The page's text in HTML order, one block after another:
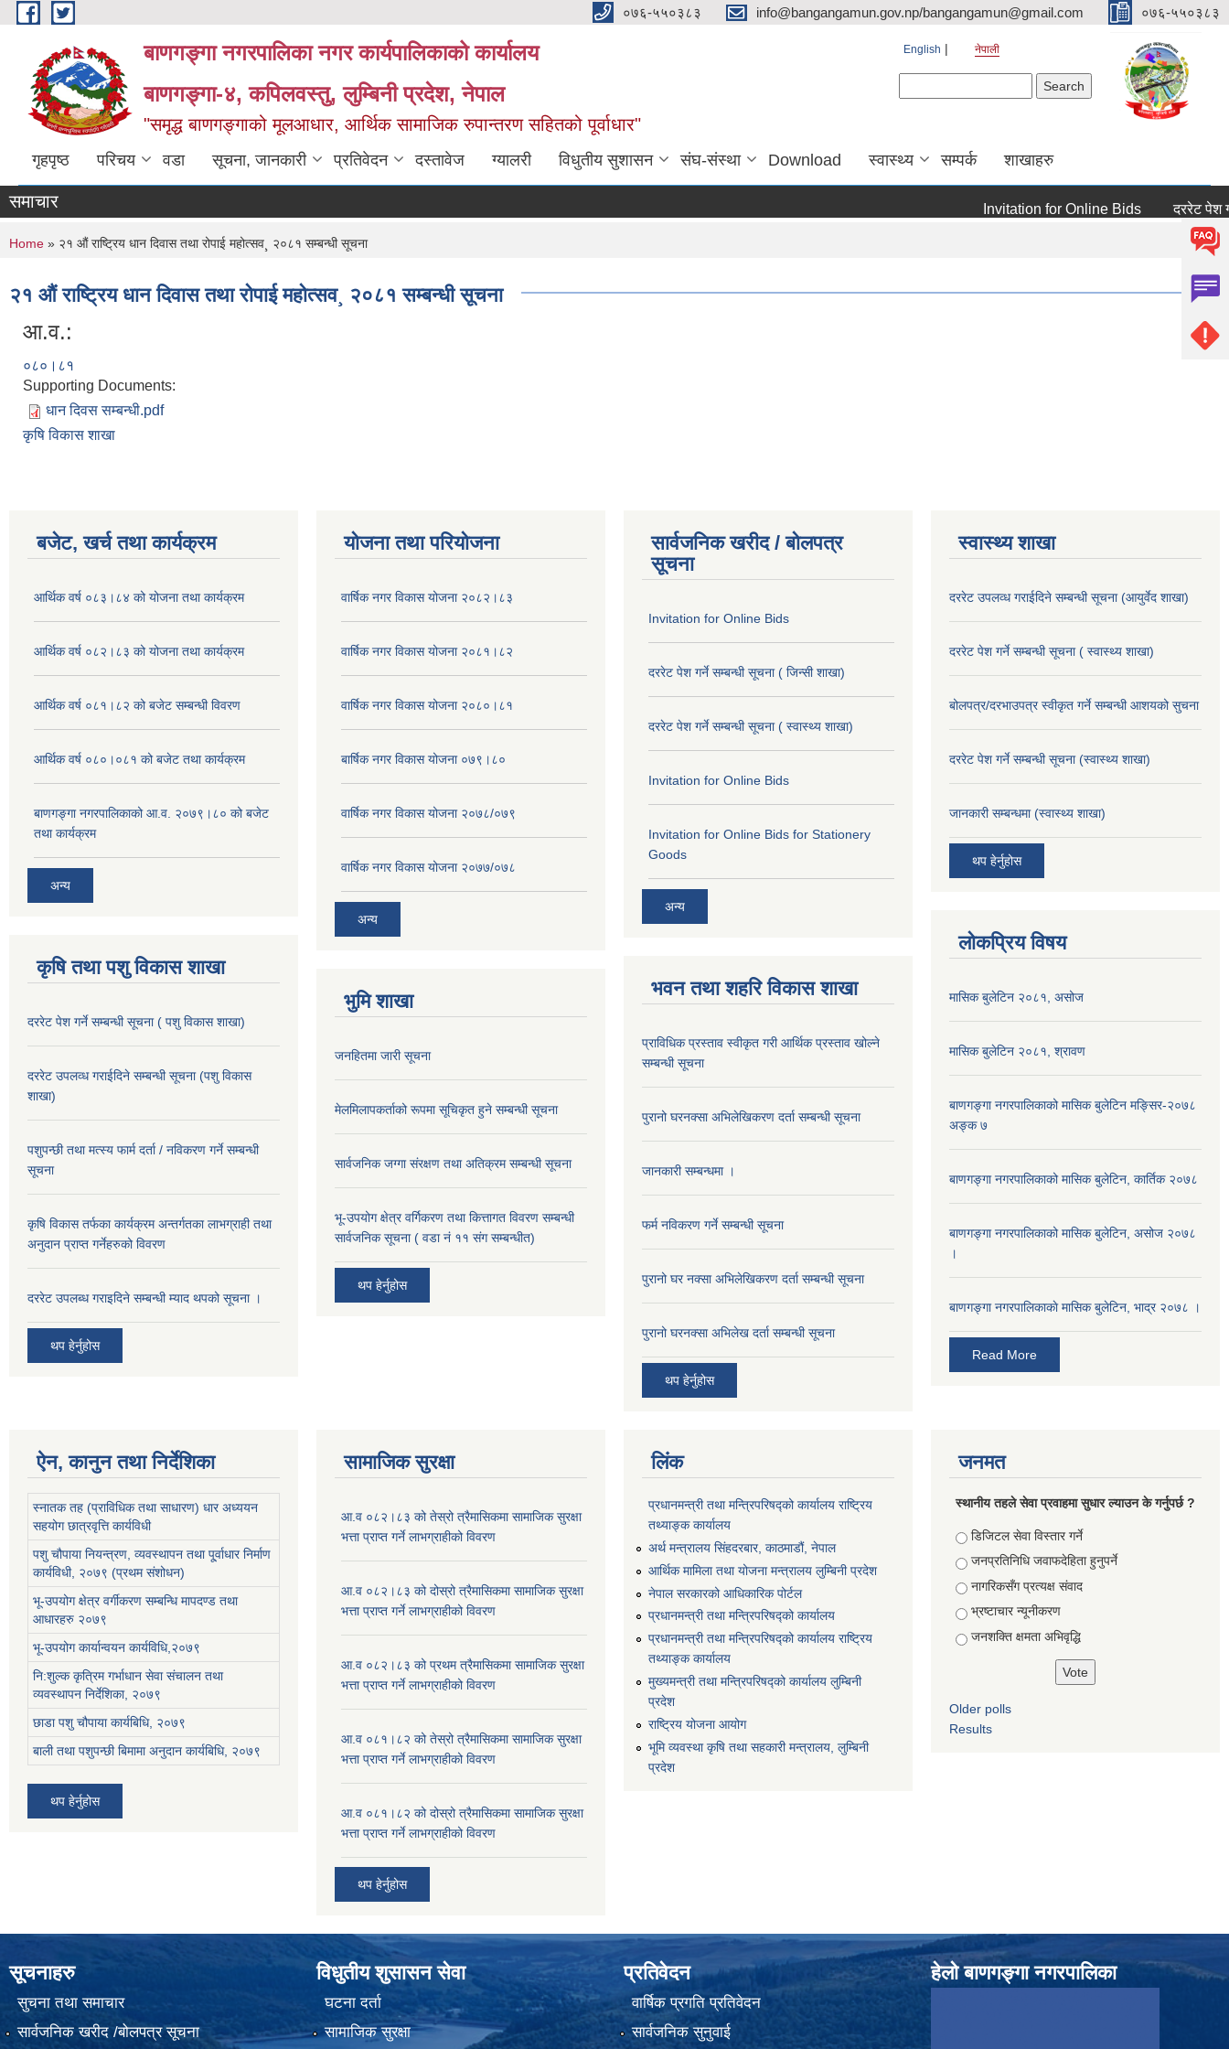
Skip to main content ०७६-५५०३८३ info@bangangamun.gov.np/bangangamun@gmail.com ०७६-५५०३८३
बाणगङ्गा नगरपालिका नगर कार्यपालिकाको कार्यालय
बाणगङ्गा-४, कपिलवस्तु, लुम्बिनी प्रदेश, नेपाल
"समृद्ध बाणगङ्गाको मूलआधार, आर्थिक सामाजिक रुपान्तरण सहितको पूर्वाधार"
English नेपाली
गृहपृष्ठ परिचय वडा सूचना, जानकारी प्रतिवेदन दस्तावेज ग्यालरी विधुतीय सुशासन संघ-संस्था Download स्वास्थ्य सम्पर्क शाखाहरु
समाचार Invitation for Online Bids दररेट पेश गर्ने
You are here
Home » २१ औं राष्ट्रिय धान दिवास तथा रोपाई महोत्सव¸ २०८१ सम्बन्धी सूचना
२१ औं राष्ट्रिय धान दिवास तथा रोपाई महोत्सव¸ २०८१ सम्बन्धी सूचना
आ.व.:
०८०।८१
Supporting Documents:
धान दिवस सम्बन्धी.pdf
कृषि विकास शाखा
बजेट, खर्च तथा कार्यक्रम
आर्थिक वर्ष ०८३।८४ को योजना तथा कार्यक्रम
आर्थिक वर्ष ०८२।८३ को योजना तथा कार्यक्रम
आर्थिक वर्ष ०८१।८२ को बजेट सम्बन्धी विवरण
आर्थिक वर्ष ०८०।०८१ को बजेट तथा कार्यक्रम
बाणगङ्गा नगरपालिकाको आ.व. २०७९।८० को बजेट
तथा कार्यक्रम
अन्य
कृषि तथा पशु विकास शाखा
दररेट पेश गर्ने सम्बन्धी सूचना ( पशु विकास शाखा)
दररेट उपलव्ध गराईदिने सम्बन्धी सूचना (पशु विकास
शाखा)
पशुपन्छी तथा मत्स्य फार्म दर्ता / नविकरण गर्ने सम्बन्धी
सूचना
कृषि विकास तर्फका कार्यक्रम अन्तर्गतका लाभग्राही तथा
अनुदान प्राप्त गर्नेहरुको विवरण
दररेट उपलब्ध गराइदिने सम्बन्धी म्याद थपको सूचना ।
थप हेर्नुहोस
योजना तथा परियोजना
वार्षिक नगर विकास योजना २०८२।८३
वार्षिक नगर विकास योजना २०८१।८२
वार्षिक नगर विकास योजना २०८०।८१
बार्षिक नगर विकास योजना ०७९।८०
वार्षिक नगर विकास योजना २०७८/०७९
वार्षिक नगर विकास योजना २०७७/०७८
अन्य
भुमि शाखा
जनहितमा जारी सूचना
मेलमिलापकर्ताको रूपमा सूचिकृत हुने सम्बन्धी सूचना
सार्वजनिक जग्गा संरक्षण तथा अतिक्रम सम्बन्धी सूचना
भू-उपयोग क्षेत्र वर्गिकरण तथा कित्तागत विवरण सम्बन्धी
सार्वजनिक सूचना ( वडा नं ११ संग सम्बन्धीत)
थप हेर्नुहोस
सार्वजनिक खरीद / बोलपत्र
सूचना
Invitation for Online Bids
दररेट पेश गर्ने सम्बन्धी सूचना ( जिन्सी शाखा)
दररेट पेश गर्ने सम्बन्धी सूचना ( स्वास्थ्य शाखा)
Invitation for Online Bids
Invitation for Online Bids for Stationery
Goods
अन्य
भवन तथा शहरि विकास शाखा
प्राविधिक प्रस्ताव स्वीकृत गरी आर्थिक प्रस्ताव खोल्ने
सम्बन्धी सूचना
पुरानो घरनक्सा अभिलेखिकरण दर्ता सम्बन्धी सूचना
जानकारी सम्बन्धमा ।
फर्म नविकरण गर्ने सम्बन्धी सूचना
पुरानो घर नक्सा अभिलेखिकरण दर्ता सम्बन्धी सूचना
पुरानो घरनक्सा अभिलेख दर्ता सम्बन्धी सूचना
थप हेर्नुहोस
स्वास्थ्य शाखा
दररेट उपलव्ध गराईदिने सम्बन्धी सूचना (आयुर्वेद शाखा)
दररेट पेश गर्ने सम्बन्धी सूचना ( स्वास्थ्य शाखा)
बोलपत्र/दरभाउपत्र स्वीकृत गर्ने सम्बन्धी आशयको सुचना
दररेट पेश गर्ने सम्बन्धी सूचना (स्वास्थ्य शाखा)
जानकारी सम्बन्धमा (स्वास्थ्य शाखा)
थप हेर्नुहोस
लोकप्रिय विषय
मासिक बुलेटिन २०८१, असोज
मासिक बुलेटिन २०८१, श्रावण
बाणगङ्गा नगरपालिकाको मासिक बुलेटिन मङ्सिर-२०७८
अङ्क ७
बाणगङ्गा नगरपालिकाको मासिक बुलेटिन, कार्तिक २०७८
बाणगङ्गा नगरपालिकाको मासिक बुलेटिन, असोज २०७८
।
बाणगङ्गा नगरपालिकाकाे मासिक बुलेटिन, भाद्र २०७८ ।
Read More
ऐन, कानुन तथा निर्देशिका
स्नातक तह (प्राविधिक तथा साधारण) धार अध्ययन
सहयोग छात्रवृत्ति कार्यविधी
पशु चौपाया नियन्त्रण, व्यवस्थापन तथा पू्र्वाधार निर्माण
कार्यविधी, २०७९ (प्रथम संशोधन)
भू-उपयोग क्षेत्र वर्गीकरण सम्बन्धि मापदण्ड तथा
आधारहरु २०७९
भू-उपयोग कार्यान्वयन कार्यविधि,२०७९
नि:शुल्क कृत्रिम गर्भाधान सेवा संचालन तथा
व्यवस्थापन निर्देशिका, २०७९
छाडा पशु चौपाया कार्यबिधि, २०७९
बाली तथा पशुपन्छी बिमामा अनुदान कार्यबिधि, २०७९
थप हेर्नुहोस
सामाजिक सुरक्षा
आ.व ०८२।८३ को तेस्रो त्रैमासिकमा सामाजिक सुरक्षा
भत्ता प्राप्त गर्ने लाभग्राहीको विवरण
आ.व ०८२।८३ को दोस्रो त्रैमासिकमा सामाजिक सुरक्षा
भत्ता प्राप्त गर्ने लाभग्राहीको विवरण
आ.व ०८२।८३ को प्रथम त्रैमासिकमा सामाजिक सुरक्षा
भत्ता प्राप्त गर्ने लाभग्राहीको विवरण
आ.व ०८१।८२ को तेस्रो त्रैमासिकमा सामाजिक सुरक्षा
भत्ता प्राप्त गर्ने लाभग्राहीको विवरण
आ.व ०८१।८२ को दोस्रो त्रैमासिकमा सामाजिक सुरक्षा
भत्ता प्राप्त गर्ने लाभग्राहीको विवरण
थप हेर्नुहोस
लिंक
प्रधानमन्त्री तथा मन्त्रिपरिषद्को कार्यालय राष्ट्रिय
तथ्याङ्क कार्यालय
अर्थ मन्त्रालय सिंहदरबार, काठमाडौं, नेपाल
आर्थिक मामिला तथा योजना मन्त्रालय लुम्बिनी प्रदेश
नेपाल सरकारको आधिकारिक पोर्टल
प्रधानमन्त्री तथा मन्त्रिपरिषद्को कार्यालय
प्रधानमन्त्री तथा मन्त्रिपरिषद्को कार्यालय राष्ट्रिय
तथ्याङ्क कार्यालय
मुख्यमन्त्री तथा मन्त्रिपरिषद्को कार्यालय लुम्बिनी
प्रदेश
राष्ट्रिय योजना आयोग
भूमि व्यवस्था कृषि तथा सहकारी मन्त्रालय, लुम्बिनी
प्रदेश
जनमत
स्थानीय तहले सेवा प्रवाहमा सुधार ल्याउन के गर्नुपर्छ ?
Choices
डिजिटल सेवा विस्तार गर्ने
जनप्रतिनिधि जवाफदेहिता हुनुपर्ने
नागरिकसँग प्रत्यक्ष संवाद
भ्रष्टाचार न्यूनीकरण
जनशक्ति क्षमता अभिवृद्धि
Older polls
Results
सूचनाहरु
सुचना तथा समाचार
सार्वजनिक खरीद /बोलपत्र सूचना
विधुतीय शुसासन सेवा
घटना दर्ता
सामाजिक सुरक्षा
प्रतिवेदन
वार्षिक प्रगति प्रतिवेदन
सार्वजनिक सुनुवाई
हेलाे बाणगङ्गा नगरपालिका